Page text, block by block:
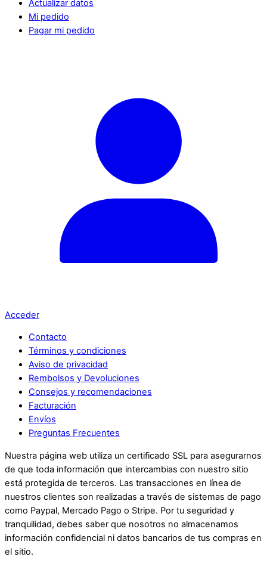
Actualizar datos
Mi pedido
Pagar mi pedido
Acceder
Contacto
Términos y condiciones
Aviso de privacidad
Rembolsos y Devoluciones
Consejos y recomendaciones
Facturación
Envíos
Preguntas Frecuentes
Nuestra página web utiliza un certificado SSL para asegurarnos
de que toda información que intercambias con nuestro sitio
está protegida de terceros. Las transacciones en línea de
nuestros clientes son realizadas a través de sistemas de pago
como Paypal, Mercado Pago o Stripe. Por tu seguridad y
tranquilidad, debes saber que nosotros no almacenamos
información confidencial ni datos bancarios de tus compras en
el sitio.